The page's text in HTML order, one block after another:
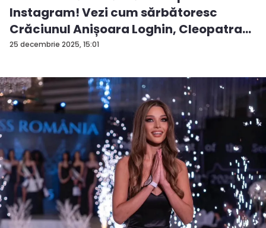
25 decembrie 2025, 15:01
Instagram! Vezi cum sărbătoresc
Crăciunul Anișoara Loghin, Cleopatra
S...